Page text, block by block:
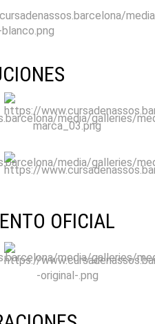
OFICIAL